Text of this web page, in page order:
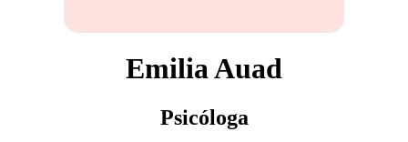
Emilia Auad
Psicóloga